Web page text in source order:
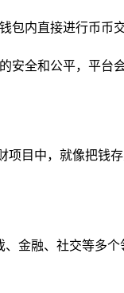
包内直接进行币币
安全和公平，平台
目中，就像把钱
金融、社交等多